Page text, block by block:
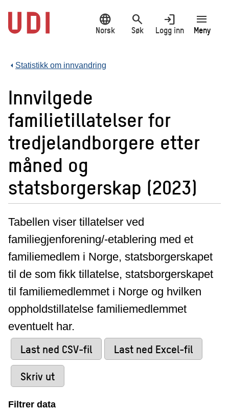
hovedinnhold
language
Norsk
search
Søk
login
Logg inn
menu
Meny
Statistikk om innvandring
Innvilgede
familietillatelser for
tredjelandborgere etter
måned og
statsborgerskap (2023)
Tabellen viser tillatelser ved
familiegjenforening/-etablering med et
familiemedlem i Norge, statsborgerskapet
til de som fikk tillatelse, statsborgerskapet
til familiemedlemmet i Norge og hvilken
oppholdstillatelse familiemedlemmet
eventuelt har.
Last ned CSV-fil
Last ned Excel-fil
Skriv ut
Filtrer data